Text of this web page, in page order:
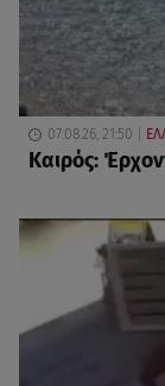
07.08.26, 21:50
Καιρός: